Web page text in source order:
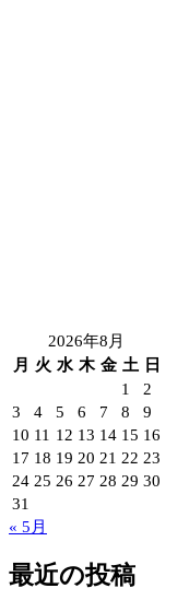
2026年8月
月
火 水 木 金 土 日
1
2
3
4 5 6 7 8
9
10 11 12 13 14 15 16
17 18 19 20 21 22 23
24 25 26 27 28 29 30
31
« 5月
最近の投稿